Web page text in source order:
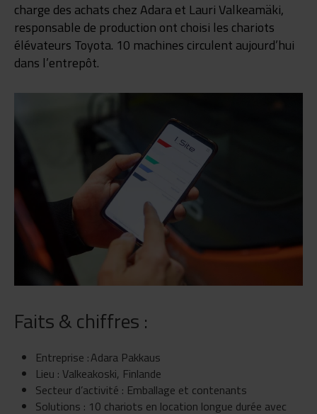
charge des achats chez Adara et Lauri Valkeamäki,
responsable de production ont choisi les chariots
élévateurs Toyota. 10 machines circulent aujourd’hui
dans l’entrepôt.
Faits & chiffres :
Entreprise : Adara Pakkaus
Lieu : Valkeakoski, Finlande
Secteur d’activité : Emballage et contenants
Solutions : 10 chariots en location longue durée avec